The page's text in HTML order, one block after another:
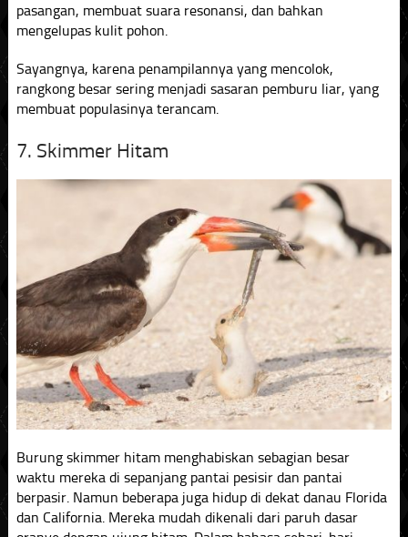
pasangan, membuat suara resonansi, dan bahkan
mengelupas kulit pohon.
Sayangnya, karena penampilannya yang mencolok,
rangkong besar sering menjadi sasaran pemburu liar, yang
membuat populasinya terancam.
7. Skimmer Hitam
Burung skimmer hitam menghabiskan sebagian besar
waktu mereka di sepanjang pantai pesisir dan pantai
berpasir. Namun beberapa juga hidup di dekat danau Florida
dan California. Mereka mudah dikenali dari paruh dasar